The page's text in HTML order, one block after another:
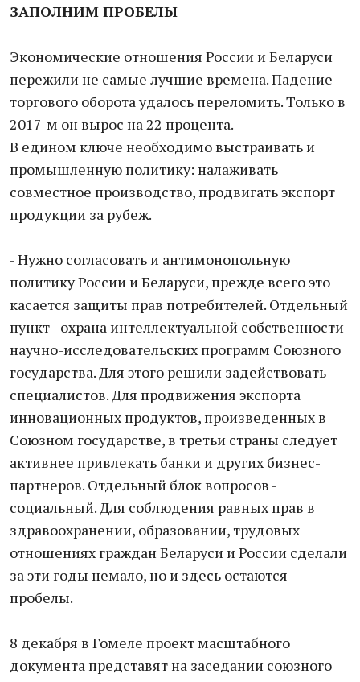
ЗАПОЛНИМ ПРОБЕЛЫ
Экономические отношения России и Беларуси
пережили не самые лучшие времена. Падение
торгового оборота удалось переломить. Только в
2017-м он вырос на 22 процента.
В едином ключе необходимо выстраивать и
промышленную политику: налаживать
совместное производство, продвигать экспорт
продукции за рубеж.
- Нужно согласовать и антимонопольную
политику России и Беларуси, прежде всего это
касается защиты прав потребителей. Отдельный
пункт - охрана интеллектуальной собственности
научно-исследовательских программ Союзного
государства. Для этого решили задействовать
специалистов. Для продвижения экспорта
инновационных продуктов, произведенных в
Союзном государстве, в третьи страны следует
активнее привлекать банки и других бизнес-
партнеров. Отдельный блок вопросов -
социальный. Для соблюдения равных прав в
здравоохранении, образовании, трудовых
отношениях граждан Беларуси и России сделали
за эти годы немало, но и здесь остаются
пробелы.
8 декабря в Гомеле проект масштабного
документа представят на заседании союзного